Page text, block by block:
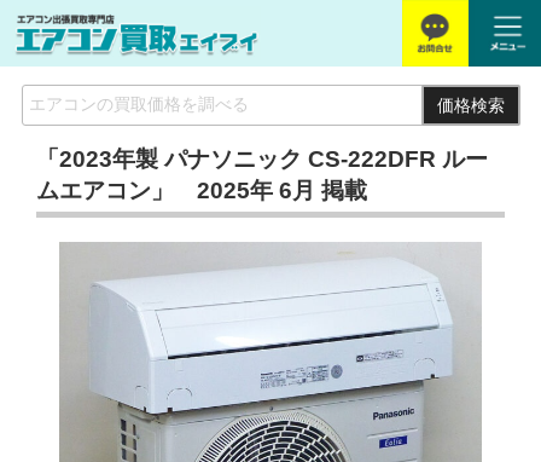
価格検索
「2023年製 パナソニック CS-222DFR ルー
ムエアコン」 2025年 6月 掲載